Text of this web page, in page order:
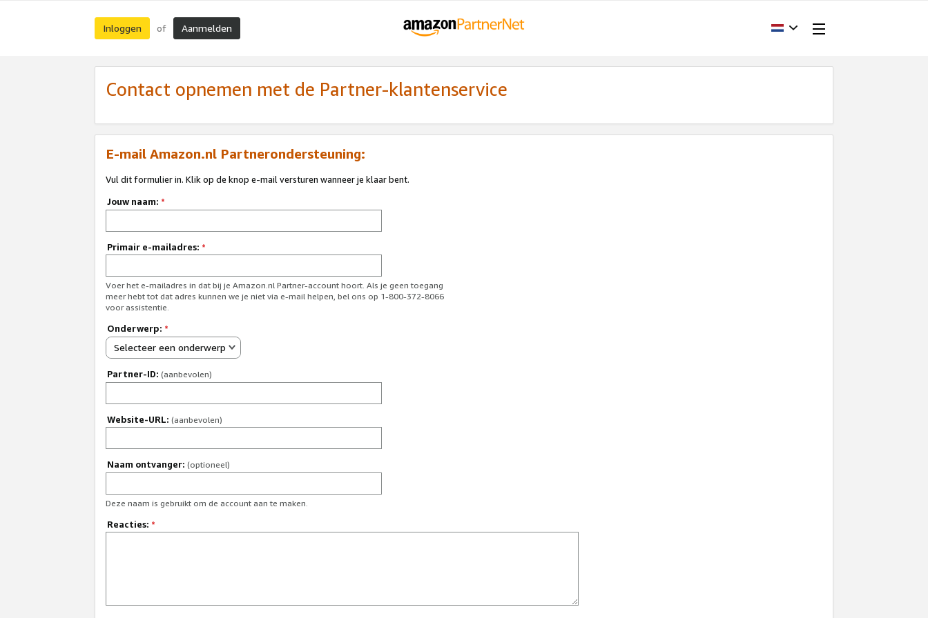
Inloggen of Aanmelden
Contact opnemen met de Partner-klantenservice
E-mail Amazon.nl Partnerondersteuning:
Vul dit formulier in. Klik op de knop e-mail versturen wanneer je klaar bent.
Jouw naam: *
Primair e-mailadres: *
Voer het e-mailadres in dat bij je Amazon.nl Partner-account hoort. Als je geen toegang
meer hebt tot dat adres kunnen we je niet via e-mail helpen, bel ons op 1-800-372-8066
voor assistentie.
Onderwerp: *
Selecteer een onderwerp
Partner-ID: (aanbevolen)
Website-URL: (aanbevolen)
Naam ontvanger: (optioneel)
Deze naam is gebruikt om de account aan te maken.
Reacties: *